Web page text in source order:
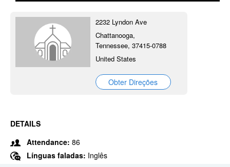
2232 Lyndon Ave
Chattanooga,
Tennessee, 37415-0788
United States
Obter Direções
DETAILS
Attendance: 86
Línguas faladas: Inglês